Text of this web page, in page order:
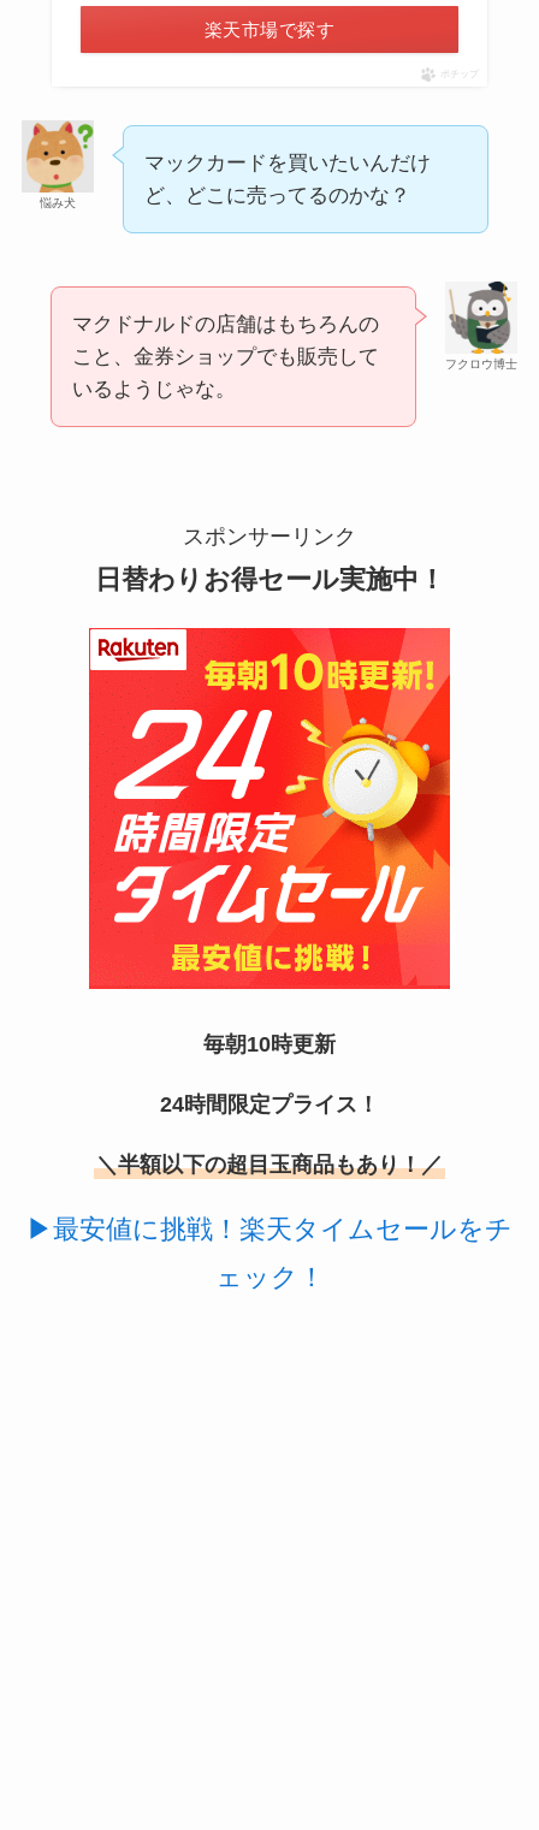
冷凍ペットボトルはどこに売ってる？ドンキやセ
ブンなどのコンビニで買える！
マックカードはどこで買える？Amazonや金券ショ
ップに売ってる！
店！
楽天市場で探す
ポチップ
悩み犬
マックカードを買いたいんだけ
ど、どこに売ってるのかな？
フクロウ博士
マクドナルドの店舗はもちろんの
こと、金券ショップでも販売して
いるようじゃな。
スポンサーリンク
日替わりお得セール実施中！
毎朝10時更新
24時間限定プライス！
＼半額以下の超目玉商品もあり！／
▶最安値に挑戦！楽天タイムセールをチ
ェック！